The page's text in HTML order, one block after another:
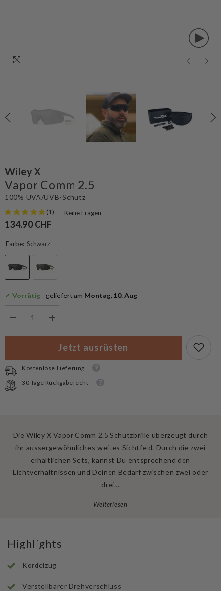
Wiley X
Vapor Comm 2.5
100% UVA/UVB-Schutz
(1) Keine Fragen
134.90 CHF
Farbe: Schwarz
✔ Vorrätig - geliefert am Montag, 10. Aug
für
Comm
2.5
Menge
für
Wiley
Comm
Jetzt ausrüsten
Kostenlose Lieferung
30 Tage Rückgaberecht
Die Wiley X Vapor Comm 2.5 Schutzbrille überzeugt durch
ihr aussergewöhnliches weites Sichtfeld. Durch die zwei
erhältlichen Sets, kannst Du entsprechend den
Lichtverhältnissen und Deinen Bedarf zwischen zwei oder
drei…
Weiterlesen
Highlights
Kordelzug
Verstellbarer Drehverschluss